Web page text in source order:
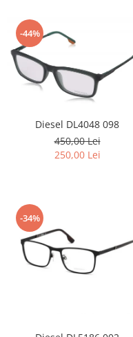
-44%
Diesel DL4048 098
450,00 Lei
250,00 Lei
-34%